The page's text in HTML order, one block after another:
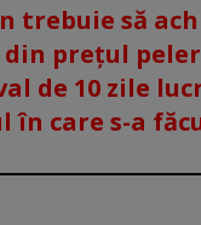
trebuie să
din prețul
de 10 zile
în care s-a